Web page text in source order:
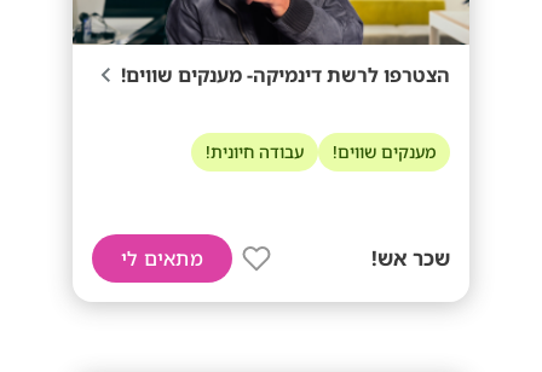
הצטרפו לרשת דינמיקה- מענקים שווים!
מענקים שווים! עבודה חיונית!
שכר אש! מתאים לי